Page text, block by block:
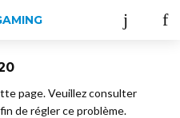
page. Veuillez consulter
de régler ce problème.